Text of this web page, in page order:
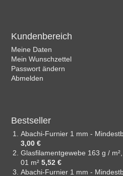
Kundenbereich
Meine Daten
Mein Wunschzettel
Passwort ändern
Abmelden
Bestseller
Abachi-Furnier 1 mm -
3,00 €
Glasfilamentgewebe 163 g /
01 m²5,52 €
Abachi-Furnier 1 mm -